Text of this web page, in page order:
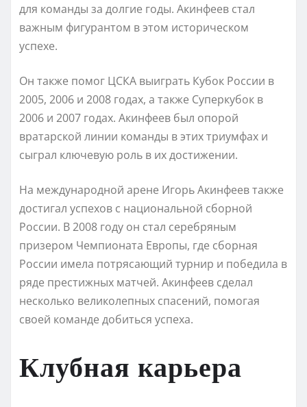
для команды за долгие годы. Акинфеев стал
важным фигурантом в этом историческом
успехе.
Он также помог ЦСКА выиграть Кубок России в
2005, 2006 и 2008 годах, а также Суперкубок в
2006 и 2007 годах. Акинфеев был опорой
вратарской линии команды в этих триумфах и
сыграл ключевую роль в их достижении.
На международной арене Игорь Акинфеев также
достигал успехов с национальной сборной
России. В 2008 году он стал серебряным
призером Чемпионата Европы, где сборная
России имела потрясающий турнир и победила в
ряде престижных матчей. Акинфеев сделал
несколько великолепных спасений, помогая
своей команде добиться успеха.
Клубная карьера